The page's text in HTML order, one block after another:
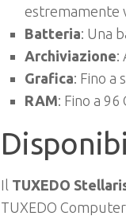
estremamente
Batteria: Una
Archiviazione:
Grafica: Fino a
RAM: Fino a 96
Il TUXEDO
TUXEDO